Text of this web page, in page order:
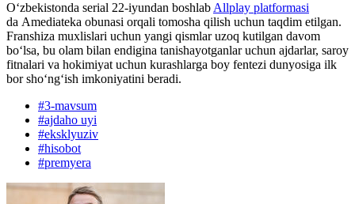
O‘zbekistonda serial 22-iyundan boshlab Allplay platformasi
da Amediateka obunasi orqali tomosha qilish uchun taqdim etilgan.
Franshiza muxlislari uchun yangi qismlar uzoq kutilgan davom
bo‘lsa, bu olam bilan endigina tanishayotganlar uchun ajdarlar, saroy
fitnalari va hokimiyat uchun kurashlarga boy fentezi dunyosiga ilk
bor sho‘ng‘ish imkoniyatini beradi.
#3-mavsum
#ajdaho uyi
#eksklyuziv
#hisobot
#premyera